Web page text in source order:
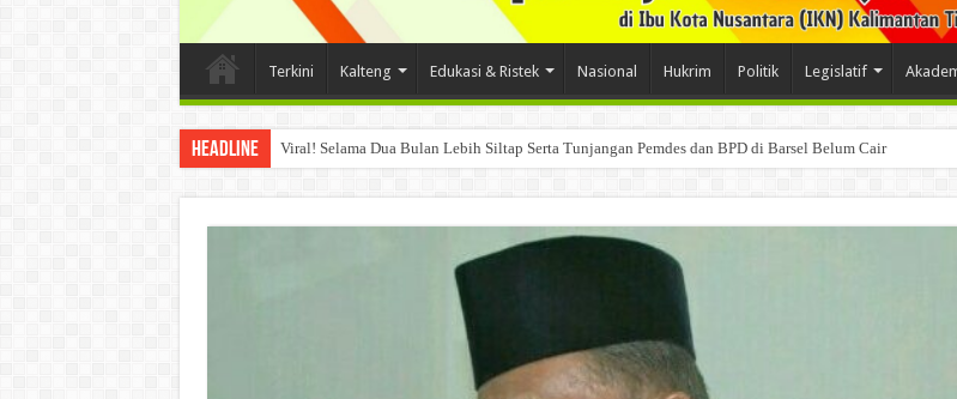
Terkini Kalteng Edukasi & Ristek Nasional Hukrim Politik Legislatif
Headline Viral! Selama Dua Bulan Lebih Siltap Serta Tunjangan Pemdes dan BPD di Barsel Belum Cair